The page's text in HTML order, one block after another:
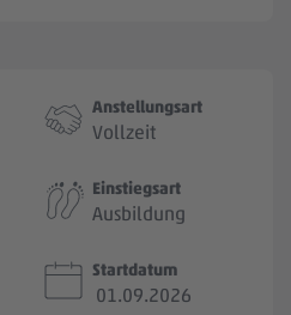
Anstellungsart
Vollzeit
Einstiegsart
Ausbildung
Startdatum
01.09.2026